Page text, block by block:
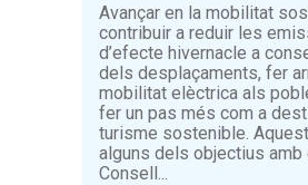
Avançar en la mobilitat
contribuir a reduir les
d’efecte hivernacle a
dels desplaçaments, fer
mobilitat elèctrica als
fer un pas més com a
turisme sostenible.
alguns dels objectius amb
Consell...